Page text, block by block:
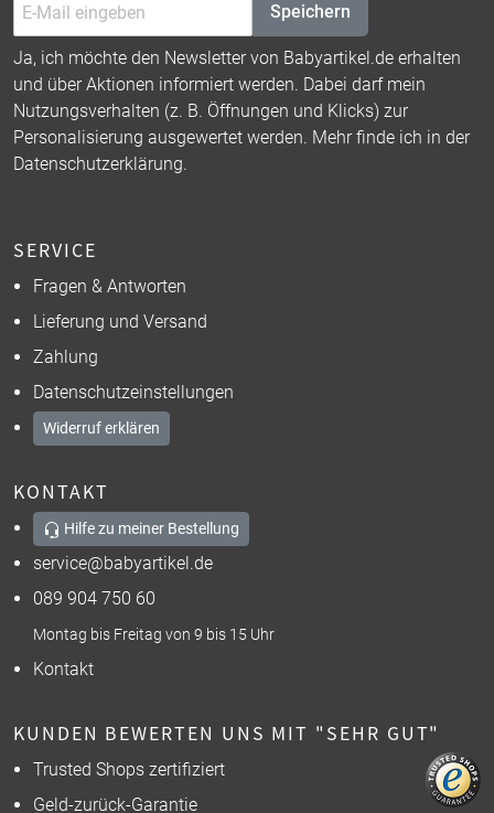
Speichern
Ja, ich möchte den Newsletter von Babyartikel.de erhalten
und über Aktionen informiert werden. Dabei darf mein
Nutzungsverhalten (z. B. Öffnungen und Klicks) zur
Personalisierung ausgewertet werden. Mehr finde ich in der
Datenschutzerklärung.
SERVICE
Fragen & Antworten
Lieferung und Versand
Zahlung
Datenschutzeinstellungen
Widerruf erklären
KONTAKT
Hilfe zu meiner Bestellung
service@babyartikel.de
089 904 750 60
Montag bis Freitag von 9 bis 15 Uhr
Kontakt
KUNDEN BEWERTEN UNS MIT "SEHR GUT"
Trusted Shops zertifiziert
Geld-zurück-Garantie